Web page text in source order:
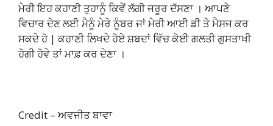
ਮੇਰੀ ਇਹ ਕਹਾਣੀ ਤੁਹਾਨੂੰ ਕਿਵੇਂ ਲੱਗੀ ਜਰੂਰ ਦੱਸਣਾ । ਆਪਣੇ
ਵਿਚਾਰ ਦੇਣ ਲਈ ਮੈਨੂੰ ਮੇਰੇ ਨੂੰਬਰ ਜਾਂ ਮੇਰੀ ਆਈ ਡੀ ਤੇ ਮੈਸਜ ਕਰ
ਸਕਦੇ ਹੋ | ਕਹਾਣੀ ਲਿਖਦੇ ਹੋਏ ਸ਼ਬਦਾਂ ਵਿੱਚ ਕੋਈ ਗਲਤੀ ਗੁਸਤਾਖੀ
ਹੋਗੀ ਹੋਵੇ ਤਾਂ ਮਾਫ਼ ਕਰ ਦੇਣਾ ।
Credit – ਅਵਜੀਤ ਬਾਵਾ